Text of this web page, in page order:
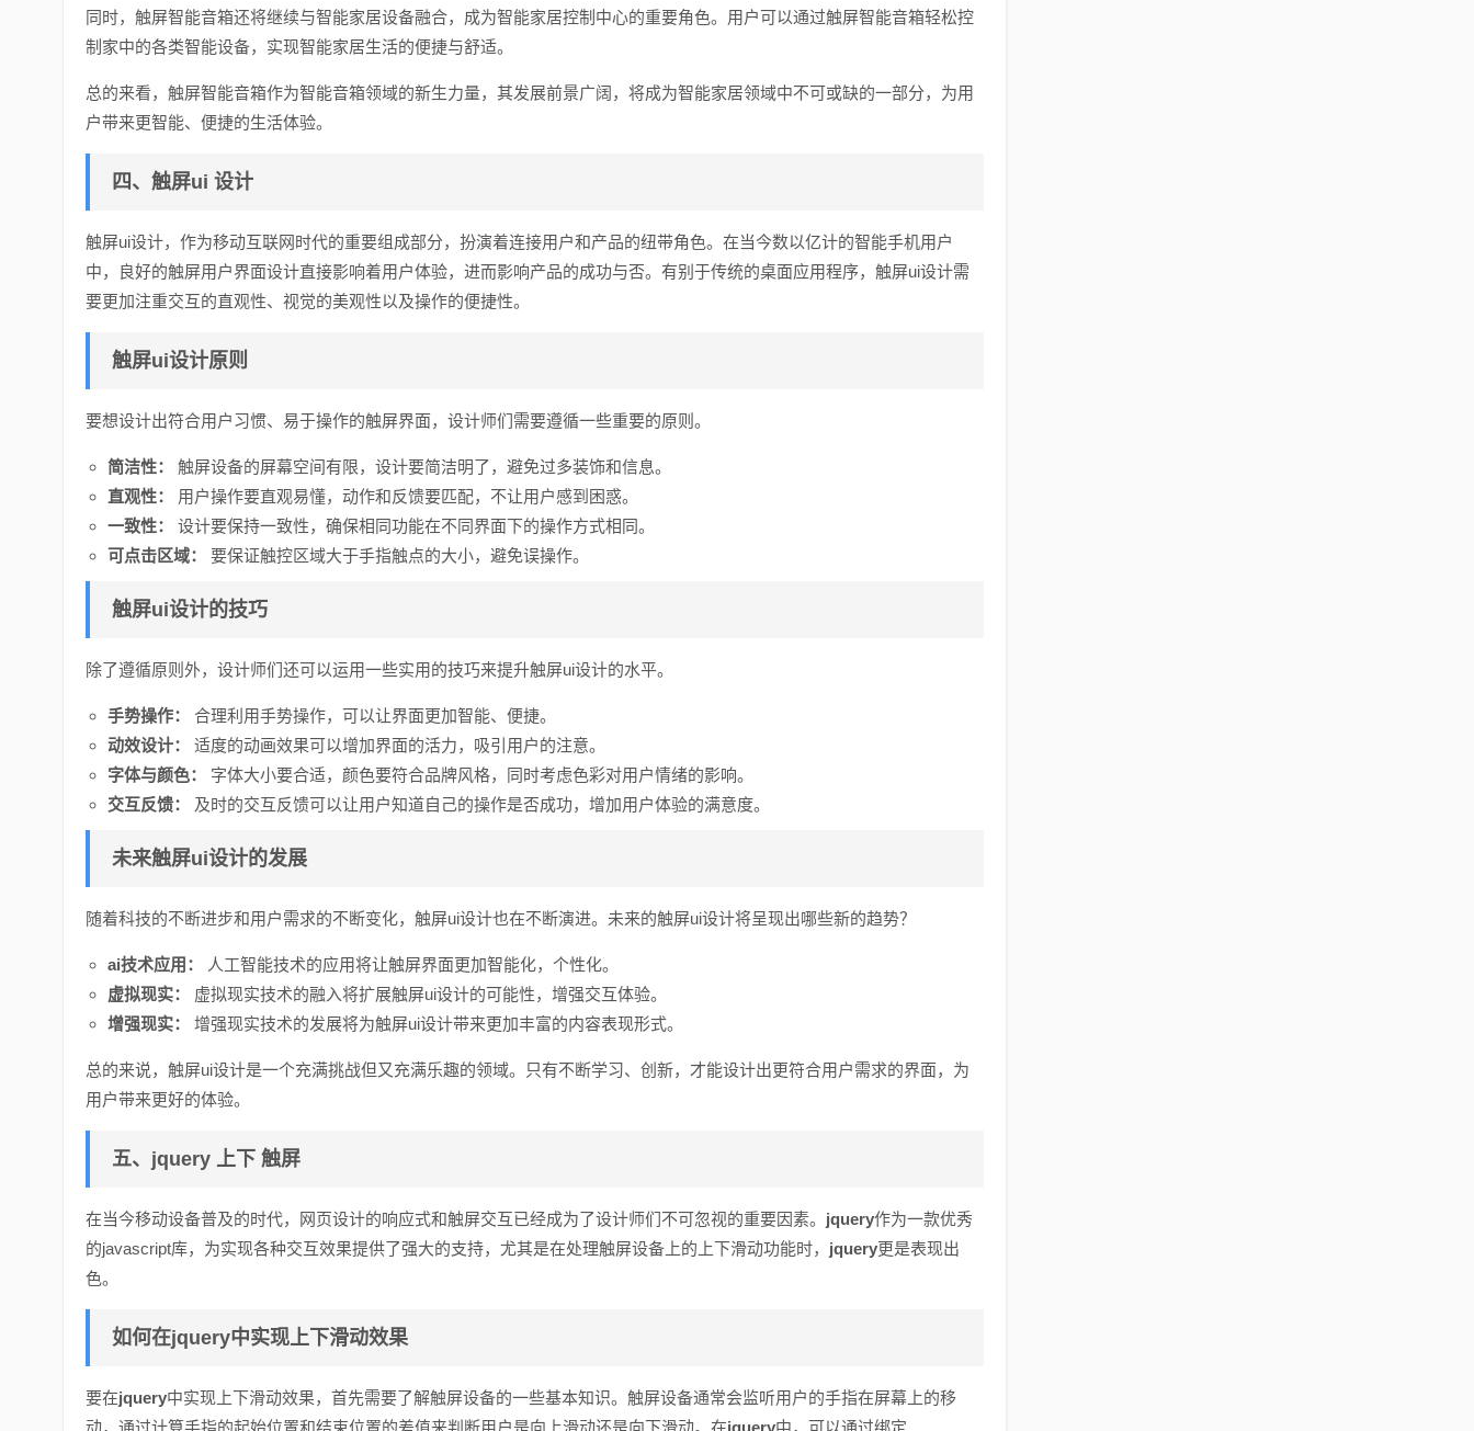
同时，触屏智能音箱还将继续与智能家居设备融合，成为智能家居控制中心的重要角色。用户可以通过触屏智能音箱轻松控
制家中的各类智能设备，实现智能家居生活的便捷与舒适。
总的来看，触屏智能音箱作为智能音箱领域的新生力量，其发展前景广阔，将成为智能家居领域中不可或缺的一部分，为用
户带来更智能、便捷的生活体验。
四、触屏ui 设计
触屏ui设计，作为移动互联网时代的重要组成部分，扮演着连接用户和产品的纽带角色。在当今数以亿计的智能手机用户
中，良好的触屏用户界面设计直接影响着用户体验，进而影响产品的成功与否。有别于传统的桌面应用程序，触屏ui设计需
要更加注重交互的直观性、视觉的美观性以及操作的便捷性。
触屏ui设计原则
要想设计出符合用户习惯、易于操作的触屏界面，设计师们需要遵循一些重要的原则。
简洁性：
触屏设备的屏幕空间有限，设计要简洁明了，避免过多装饰和信息。
直观性：
用户操作要直观易懂，动作和反馈要匹配，不让用户感到困惑。
一致性：
设计要保持一致性，确保相同功能在不同界面下的操作方式相同。
可点击区域：
要保证触控区域大于手指触点的大小，避免误操作。
触屏ui设计的技巧
除了遵循原则外，设计师们还可以运用一些实用的技巧来提升触屏ui设计的水平。
手势操作：
合理利用手势操作，可以让界面更加智能、便捷。
动效设计：
适度的动画效果可以增加界面的活力，吸引用户的注意。
字体与颜色：
字体大小要合适，颜色要符合品牌风格，同时考虑色彩对用户情绪的影响。
交互反馈：
及时的交互反馈可以让用户知道自己的操作是否成功，增加用户体验的满意度。
未来触屏ui设计的发展
随着科技的不断进步和用户需求的不断变化，触屏ui设计也在不断演进。未来的触屏ui设计将呈现出哪些新的趋势？
ai技术应用：
人工智能技术的应用将让触屏界面更加智能化，个性化。
虚拟现实：
虚拟现实技术的融入将扩展触屏ui设计的可能性，增强交互体验。
增强现实：
增强现实技术的发展将为触屏ui设计带来更加丰富的内容表现形式。
总的来说，触屏ui设计是一个充满挑战但又充满乐趣的领域。只有不断学习、创新，才能设计出更符合用户需求的界面，为
用户带来更好的体验。
五、jquery 上下 触屏
在当今移动设备普及的时代，网页设计的响应式和触屏交互已经成为了设计师们不可忽视的重要因素。 jquery作为一款优秀
的javascript库，为实现各种交互效果提供了强大的支持，尤其是在处理触屏设备上的上下滑动功能时， jquery更是表现出
色。
如何在jquery中实现上下滑动效果
要在jquery中实现上下滑动效果，首先需要了解触屏设备的一些基本知识。触屏设备通常会监听用户的手指在屏幕上的移
动，通过计算手指的起始位置和结束位置的差值来判断用户是向上滑动还是向下滑动。在jquery中，可以通过绑定